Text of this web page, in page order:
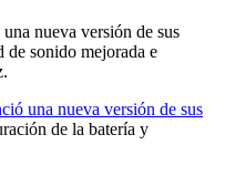
nueva versión de sus
de sonido mejorada e
una nueva versión de sus
de la batería y